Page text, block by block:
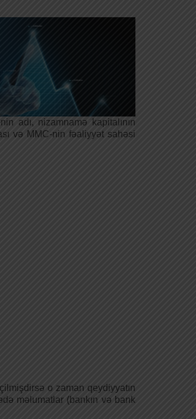
adı, nizamnamə kapitalının
və MMC-nin fəaliyyət sahəsi
o zaman qeydiyyatın
məlumatlar (bankın və bank